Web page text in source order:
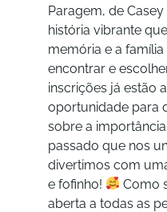
Paragem, de
história vibrante
memória e a
encontrar e
inscrições já estão
oportunidade para
sobre a
passado que nos
divertimos com
e fofinho!
Como
aberta a todas as